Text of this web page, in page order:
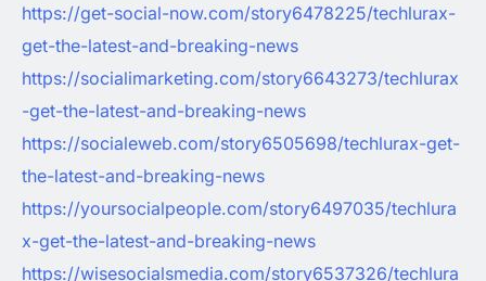
https://get-social-now.com/story6478225/techlurax-
get-the-latest-and-breaking-news
https://socialimarketing.com/story6643273/techlurax
-get-the-latest-and-breaking-news
https://socialeweb.com/story6505698/techlurax-get-
the-latest-and-breaking-news
https://yoursocialpeople.com/story6497035/techlura
x-get-the-latest-and-breaking-news
https://wisesocialsmedia.com/story6537326/techlura